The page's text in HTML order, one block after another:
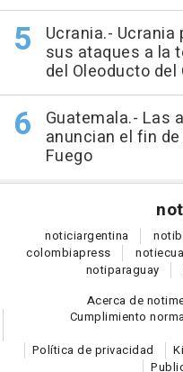
Ucrania.- Ucrania
sus ataques a la
del Oleoducto del
Guatemala.- Las
anuncian el fin
Fuego
noticiargentina noti
colombiapress noti
notiparaguay
Acerca de
Cumplimiento
Política de privacidad